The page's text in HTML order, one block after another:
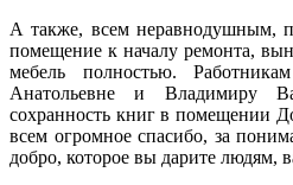
А также, всем неравнодушным,
помещение к началу ремонта,
мебель полностью.
Анатольевне и Владимиру
сохранность книг в помещении
всем огромное спасибо, за
добро, которое вы дарите людям,